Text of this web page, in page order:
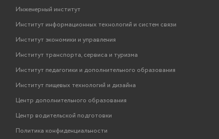
Инженерный институт
Институт информационных технологий и систем связи
Институт экономики и управления
Институт транспорта, сервиса и туризма
Институт педагогики и дополнительного образования
Институт пищевых технологий и дизайна
Центр дополнительного образования
Центр водительской подготовки
Политика конфиденциальности